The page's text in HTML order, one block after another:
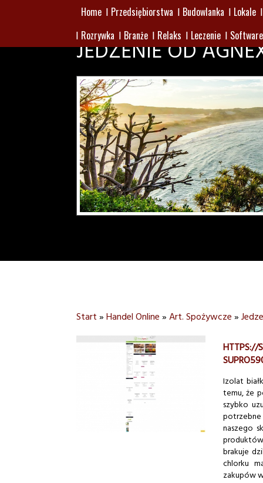
Home Przedsiębiorstwa Budowlanka
Lokale
Rozrywka
Branże Relaks Leczenie Software
JEDZENIE OD
Start»Handel Online»Art. Spożywcze»
HTTPS://
Izolat
temu, że
szybko
naszego
brakuje
chlorku
zakupów